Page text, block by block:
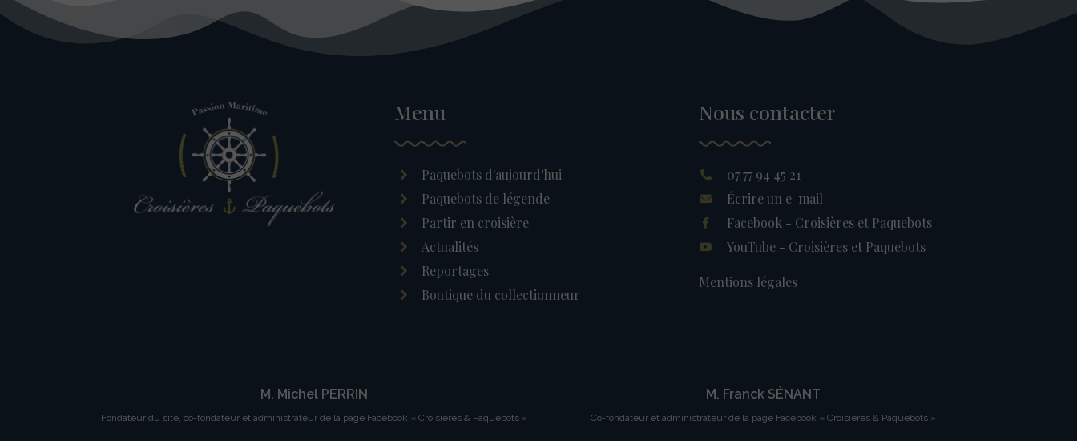
Menu
Paquebots d'aujourd'hui
Paquebots de légende
Partir en croisière
Actualités
Reportages
Boutique du collectionneur
Nous contacter
07 77 94 45 21
Écrire un e-mail
Facebook - Croisières et Paquebots
YouTube - Croisières et Paquebots
Mentions légales
M. Michel PERRIN
Fondateur du site, co-fondateur et administrateur de la page Facebook « Croisières & Paquebots »
M. Franck SÉNANT
Co-fondateur et administrateur de la page Facebook « Croisières & Paquebots »